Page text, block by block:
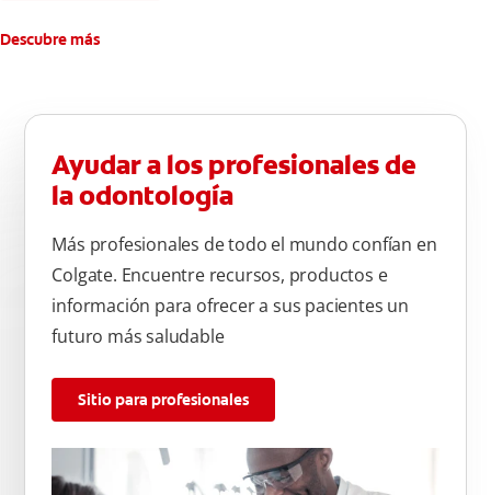
Descubre más
Ayudar a los profesionales de
la odontología
Más profesionales de todo el mundo confían en
Colgate. Encuentre recursos, productos e
información para ofrecer a sus pacientes un
futuro más saludable
Sitio para profesionales